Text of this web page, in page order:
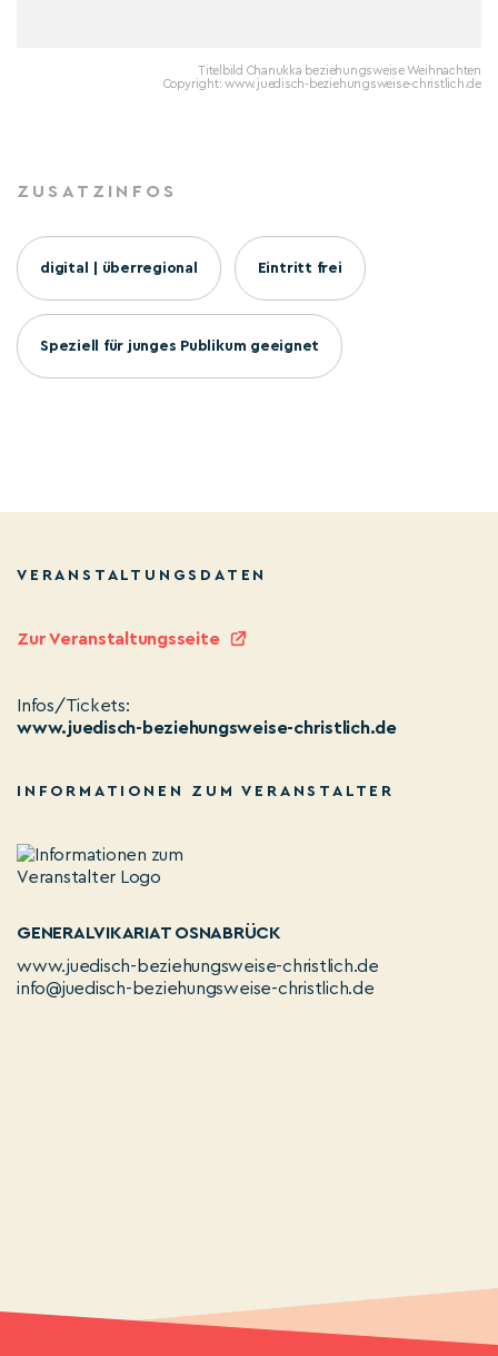
Titelbild Chanukka beziehungsweise Weihnachten
Copyright: www.juedisch-beziehungsweise-christlich.de
ZUSATZINFOS
digital | überregional Eintritt frei
Speziell für junges Publikum geeignet
VERANSTALTUNGSDATEN
Zur Veranstaltungsseite
Infos/Tickets:
www.juedisch-beziehungsweise-christlich.de
INFORMATIONEN ZUM VERANSTALTER
GENERALVIKARIAT OSNABRÜCK
www.juedisch-beziehungsweise-christlich.de
info@juedisch-beziehungsweise-christlich.de